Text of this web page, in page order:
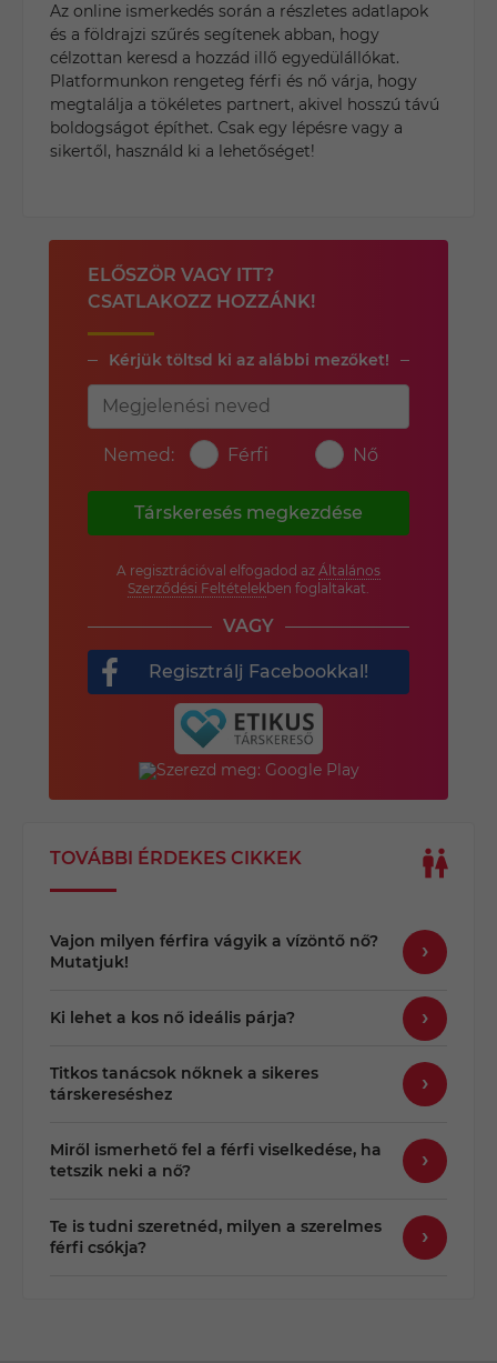
Az online ismerkedés során a részletes adatlapok
és a földrajzi szűrés segítenek abban, hogy
célzottan keresd a hozzád illő egyedülállókat.
Platformunkon rengeteg férfi és nő várja, hogy
megtalálja a tökéletes partnert, akivel hosszú távú
boldogságot építhet. Csak egy lépésre vagy a
sikertől, használd ki a lehetőséget!
ELŐSZÖR VAGY ITT?
CSATLAKOZZ HOZZÁNK!
Kérjük töltsd ki az alábbi mezőket!
Nemed: Férfi Nő
Társkeresés megkezdése
A regisztrációval elfogadod az Általános
Szerződési Feltételekben foglaltakat.
VAGY
Regisztrálj Facebookkal!
TOVÁBBI ÉRDEKES CIKKEK
Vajon milyen férfira vágyik a vízöntő nő?
Mutatjuk!
Ki lehet a kos nő ideális párja?
Titkos tanácsok nőknek a sikeres
társkereséshez
Miről ismerhető fel a férfi viselkedése, ha
tetszik neki a nő?
Te is tudni szeretnéd, milyen a szerelmes
férfi csókja?